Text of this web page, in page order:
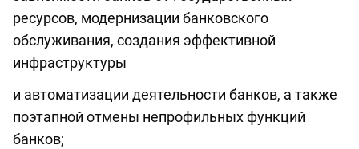
ресурсов, модернизации банковского
обслуживания, создания эффективной
инфраструктуры
и автоматизации деятельности банков, а также
поэтапной отмены непрофильных функций
банков;